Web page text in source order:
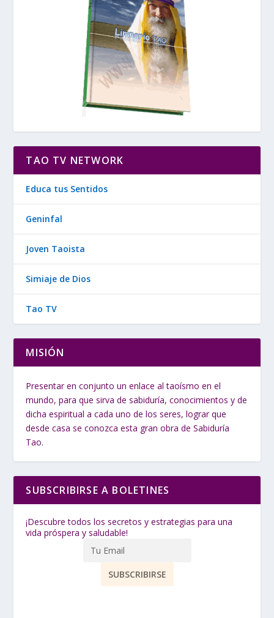
TAO TV NETWORK
Educa tus Sentidos
Geninfal
Joven Taoista
Simiaje de Dios
Tao TV
MISIÓN
Presentar en conjunto un enlace al taoísmo en el
mundo, para que sirva de sabiduría, conocimientos y de
dicha espiritual a cada uno de los seres, lograr que
desde casa se conozca esta gran obra de Sabiduría
Tao.
SUBSCRIBIRSE A BOLETINES
¡Descubre todos los secretos y estrategias para una
vida próspera y saludable!